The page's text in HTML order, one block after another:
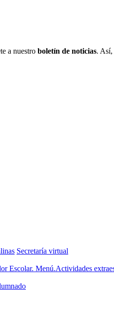
a nuestro boletín de noticias. Así,
Secretaría virtual
Escolar. Menú.Actividades